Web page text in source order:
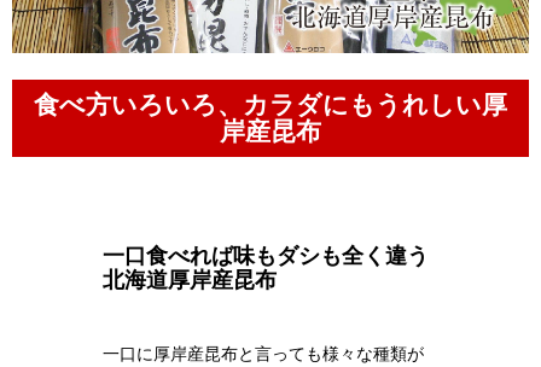
食べ方いろいろ、カラダにもうれしい厚
岸産昆布
一口食べれば味もダシも全く違う
北海道厚岸産昆布
一口に厚岸産昆布と言っても様々な種類が